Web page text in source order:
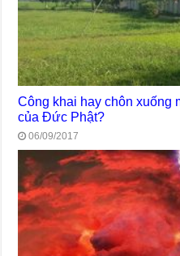
Công khai hay chôn xuống
của Đức Phật?
06/09/2017